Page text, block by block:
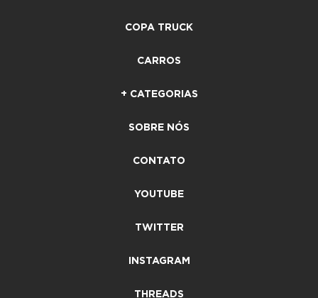
COPA TRUCK
CARROS
+ CATEGORIAS
SOBRE NÓS
CONTATO
YOUTUBE
TWITTER
INSTAGRAM
THREADS